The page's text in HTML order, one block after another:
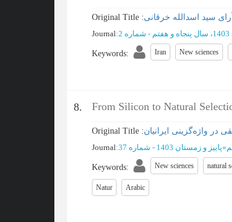
Original Title :سید اسدالله خرقانی
Journal:
Keywords: Iran New sciences
8. From Silicon to Natural
Original Title :در واژه‌گزینی ایرانیان
Journal: »پاییز و زمستان 1403 - شماره 37
Keywords: New sciences natural
Natur Arabic